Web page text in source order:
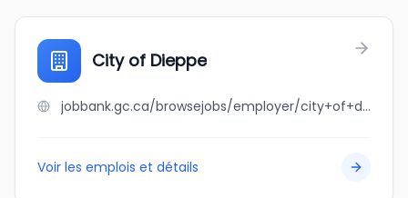
City of Dieppe
jobbank.gc.ca/browsejobs/employer/city+of+dieppe/ca
Voir les emplois et détails